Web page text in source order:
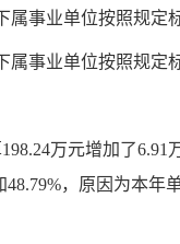
属事业单位按照规定
属事业单位按照规定
万元增加了
48.79%，原因为本年